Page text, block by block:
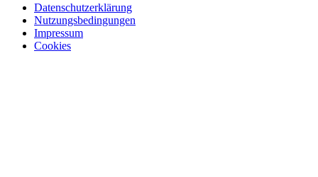
Datenschutzerklärung
Nutzungsbedingungen
Impressum
Cookies